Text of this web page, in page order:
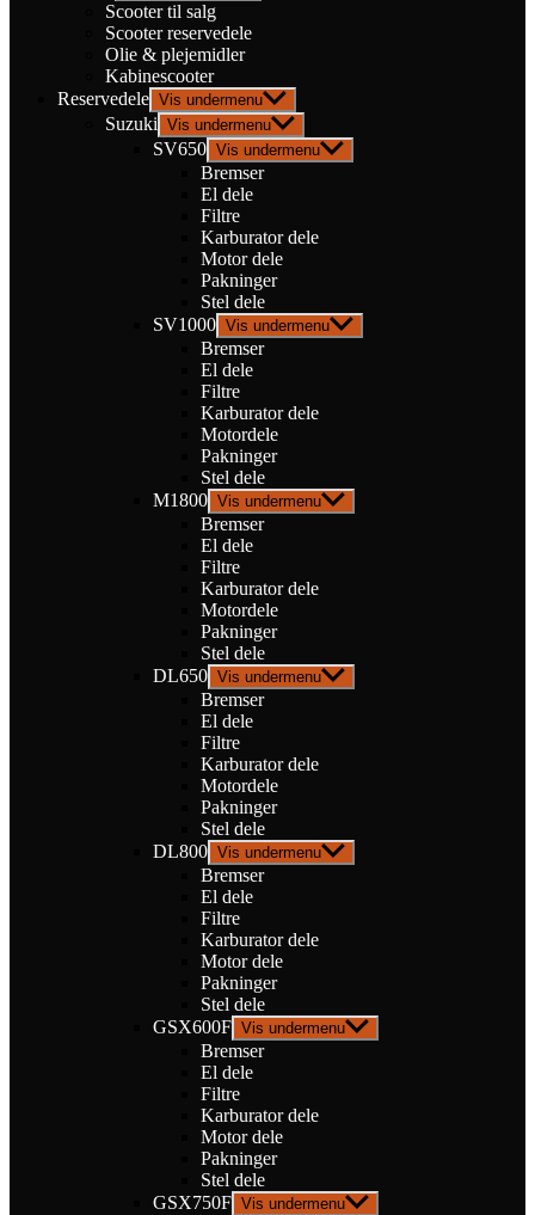
Scooter til salg
Scooter reservedele
Olie & plejemidler
Kabinescooter
Reservedele Vis undermenu
Suzuki Vis undermenu
SV650 Vis undermenu
Bremser
El dele
Filtre
Karburator dele
Motor dele
Pakninger
Stel dele
SV1000 Vis undermenu
Bremser
El dele
Filtre
Karburator dele
Motordele
Pakninger
Stel dele
M1800 Vis undermenu
Bremser
El dele
Filtre
Karburator dele
Motordele
Pakninger
Stel dele
DL650 Vis undermenu
Bremser
El dele
Filtre
Karburator dele
Motordele
Pakninger
Stel dele
DL800 Vis undermenu
Bremser
El dele
Filtre
Karburator dele
Motor dele
Pakninger
Stel dele
GSX600F Vis undermenu
Bremser
El dele
Filtre
Karburator dele
Motor dele
Pakninger
Stel dele
GSX750F Vis undermenu